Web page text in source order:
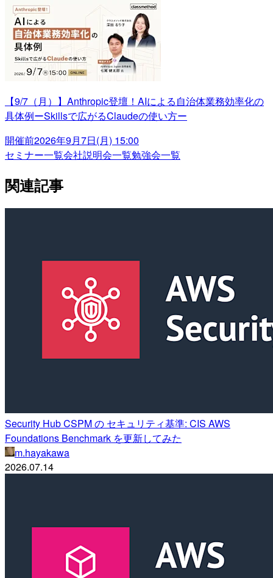
【9/7（月）】Anthropic登壇！AIによる自治体業務効率化の
具体例ーSkillsで広がるClaudeの使い方ー
開催前2026年9月7日(月) 15:00
セミナー一覧会社説明会一覧勉強会一覧
関連記事
Security Hub CSPM の セキュリティ基準: CIS AWS
Foundations Benchmark を更新してみた
m.hayakawa
2026.07.14